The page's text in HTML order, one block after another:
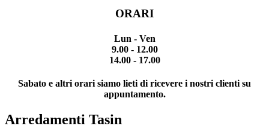
ORARI
Lun - Ven
9.00 - 12.00
14.00 - 17.00
Sabato e altri orari siamo lieti di ricevere i nostri clienti su
appuntamento.
Arredamenti Tasin